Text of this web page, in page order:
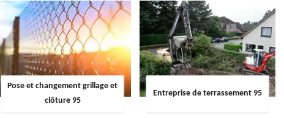
Pose et changement grillage et
clôture 95
Entreprise de terrassement 95